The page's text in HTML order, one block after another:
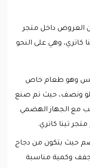
العروض داخل متجر
كاتري، وهي على النحو
وهو طعام خاص
ونصف، حيث تم صنع
مع الجهاز الهضمي
تينا كاتري.
حيث يتكون من دجاج
وكمية مناسبة